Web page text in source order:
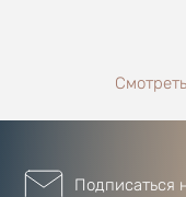
Подписаться